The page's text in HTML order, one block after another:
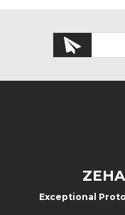
Exceptional